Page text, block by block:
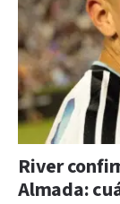
River
Almada: